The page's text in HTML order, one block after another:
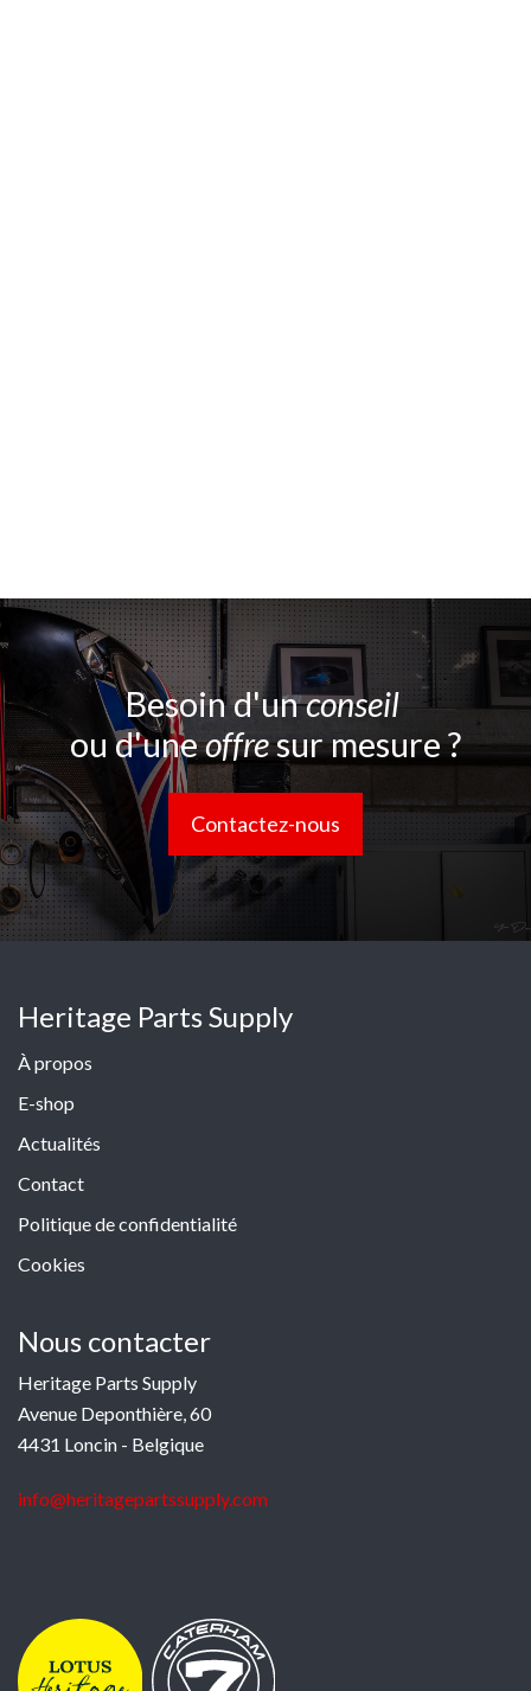
Besoin d'unconseil
ou d'uneoffresur mesure ?
Contactez-nous
Heritage Parts Supply
À propos
E-shop
Actualités
Contact
Politique de confidentialité
Cookies
Nous contacter
Heritage Parts Supply
Avenue Deponthière, 60
4431 Loncin - Belgique
info@heritagepartssupply.com